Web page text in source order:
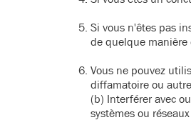
Si vous n'êtes pas
de quelque manière
Vous ne pouvez
diffamatoire ou
(b) Interférer avec
systèmes ou réseaux